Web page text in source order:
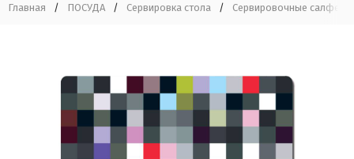
Главная / ПОСУДА / Сервировка стола / Сервировочные салфетки